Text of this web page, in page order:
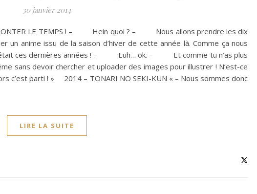
30 janvier 2014
LE TEMPS ! – Hein quoi ? – Nous allons prendre les dix
un anime issu de la saison d’hiver de cette année là. Comme ça nous
ces dernières années ! – Euh… ok. – Et comme tu n’as plus
sans devoir chercher et uploader des images pour illustrer ! N’est-ce
parti ! » 2014 – TONARI NO SEKI-KUN « – Nous sommes donc
LIRE LA SUITE